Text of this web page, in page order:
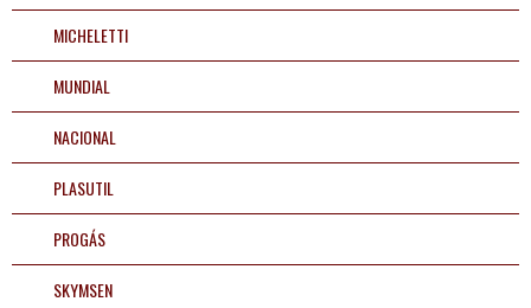
MICHELETTI
MUNDIAL
NACIONAL
PLASUTIL
PROGÁS
SKYMSEN